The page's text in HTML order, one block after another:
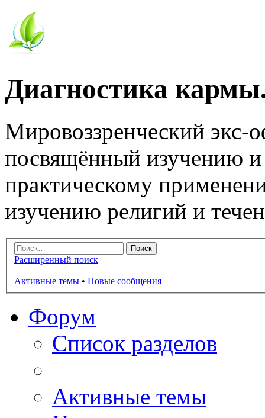
Диагностика
Мировоззренческий
посвящённый изучению
практическому
изучению религий и
Расширенный поиск
Активные темы • Новые сообщения
Форум
Список разделов
Активные темы